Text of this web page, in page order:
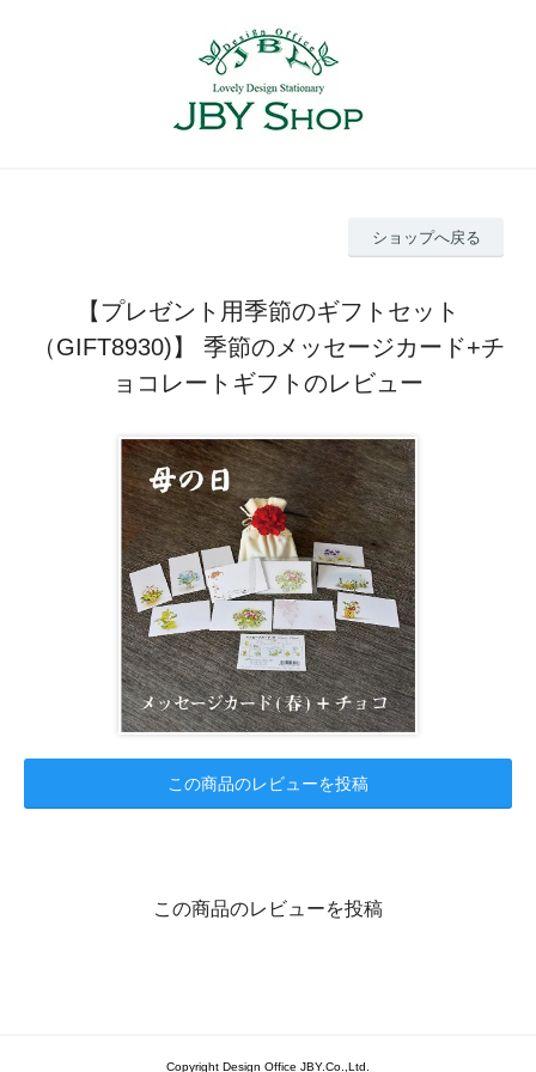
ショップへ戻る
【プレゼント用季節のギフトセット
（GIFT8930)】 季節のメッセージカード+チ
ョコレートギフトのレビュー
この商品のレビューを投稿
この商品のレビューを投稿
Copyright Design Office JBY.Co.,Ltd.